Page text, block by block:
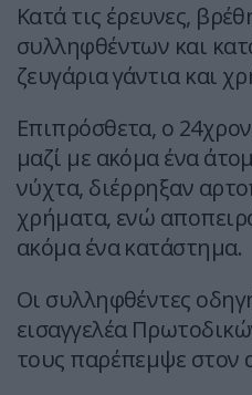
Κατά τις έρευνες,
συλληφθέντων και
ζευγάρια γάντια και
Επιπρόσθετα, ο
μαζί με ακόμα ένα
νύχτα, διέρρηξαν
χρήματα, ενώ
ακόμα ένα κατάστημα.
Οι συλληφθέντες
εισαγγελέα
τους παρέπεμψε στον